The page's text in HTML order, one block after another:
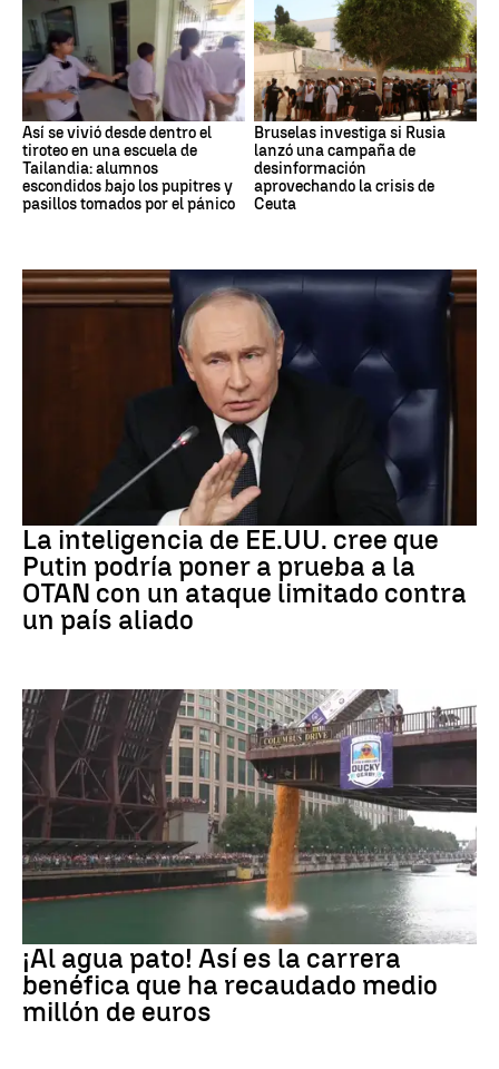
Así se vivió desde dentro el
tiroteo en una escuela de
Tailandia: alumnos
escondidos bajo los pupitres y
pasillos tomados por el pánico
Bruselas investiga si Rusia
lanzó una campaña de
desinformación
aprovechando la crisis de
Ceuta
La inteligencia de EE.UU. cree que
Putin podría poner a prueba a la
OTAN con un ataque limitado contra
un país aliado
¡Al agua pato! Así es la carrera
benéfica que ha recaudado medio
millón de euros